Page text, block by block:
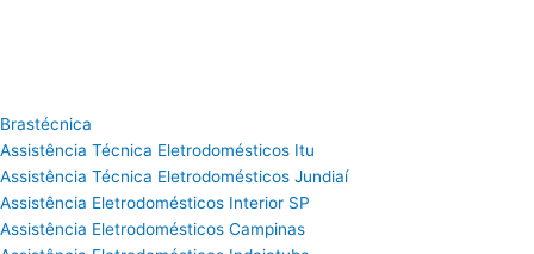
Brastécnica
Assistência Técnica Eletrodomésticos Itu
Assistência Técnica Eletrodomésticos Jundiaí
Assistência Eletrodomésticos Interior SP
Assistência Eletrodomésticos Campinas